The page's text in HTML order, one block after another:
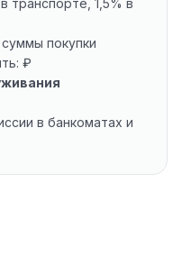
транспорте, 1,5% в
покупки
₽
в банкоматах и